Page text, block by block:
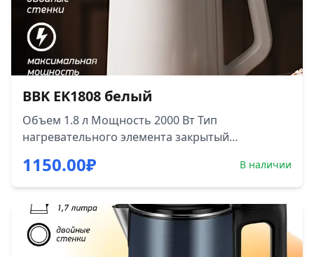
BBK EK1808 белый
Объем 1.8 л Мощность 2000 Вт Тип
нагревательного элемента закрытый
автоматическое отключение при закипании
Цвет товара белый Материал корпуса металл/
пластик Особенности вращение на 360
градусов, двойные стенки, индикация
включения, отсек для хранения шнура
1150.00₽ В наличии